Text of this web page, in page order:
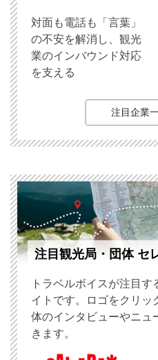
対面も電話も「言葉」
の不安を解消し、観光
業のインバウンド対応
を支える
注目企業
注目観光局・団体 セ
トラベルボイスが注目
イトです。ロゴをクリッ
体のインタビューやニュ
きます。